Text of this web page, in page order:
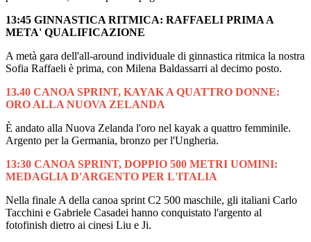
13:45 GINNASTICA RITMICA: RAFFAELI PRIMA A
META' QUALIFICAZIONE
A metà gara dell'all-around individuale di ginnastica ritmica la nostra
Sofia Raffaeli è prima, con Milena Baldassarri al decimo posto.
13.40 CANOA SPRINT, KAYAK A QUATTRO DONNE:
ORO ALLA NUOVA ZELANDA
È andato alla Nuova Zelanda l'oro nel kayak a quattro femminile.
Argento per la Germania, bronzo per l'Ungheria.
13:30 CANOA SPRINT, DOPPIO 500 METRI UOMINI:
MEDAGLIA D'ARGENTO PER L'ITALIA
Nella finale A della canoa sprint C2 500 maschile, gli italiani Carlo
Tacchini e Gabriele Casadei hanno conquistato l'argento al
fotofinish dietro ai cinesi Liu e Ji.